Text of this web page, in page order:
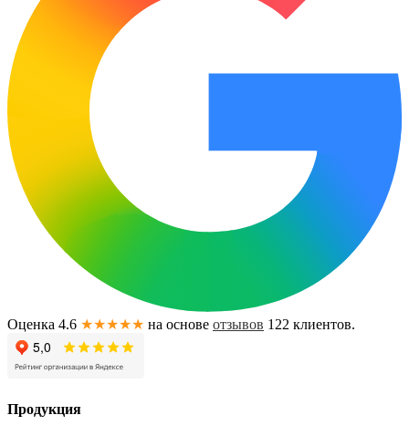
Оценка 4.6 ★★★★★ на основе отзывов 122 клиентов.
Продукция